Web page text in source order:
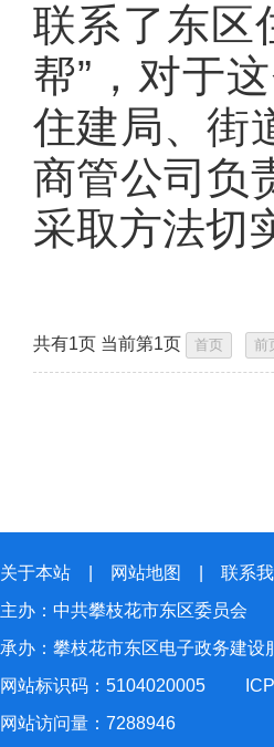
联系了东区
帮”，对于
住建局、街
商管公司负
采取方法切
共有1页 当前第1页
关于本站 网站地图 联系
主办：中共攀枝花市东区委员会
承办：攀枝花市东区电子政务建
网站标识码：5104020005
网站访问量： 7288946